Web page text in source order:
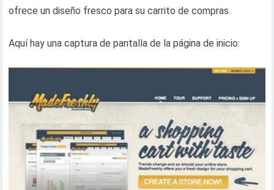
ofrece un diseño fresco para su carrito de compras.
Aquí hay una captura de pantalla de la página de inicio: